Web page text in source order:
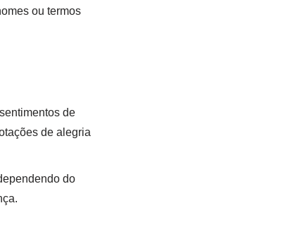
ou termos
de
de alegria
do